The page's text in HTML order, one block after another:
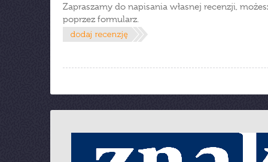
Zapraszamy do napisania własnej recenzji,
poprzez formularz.